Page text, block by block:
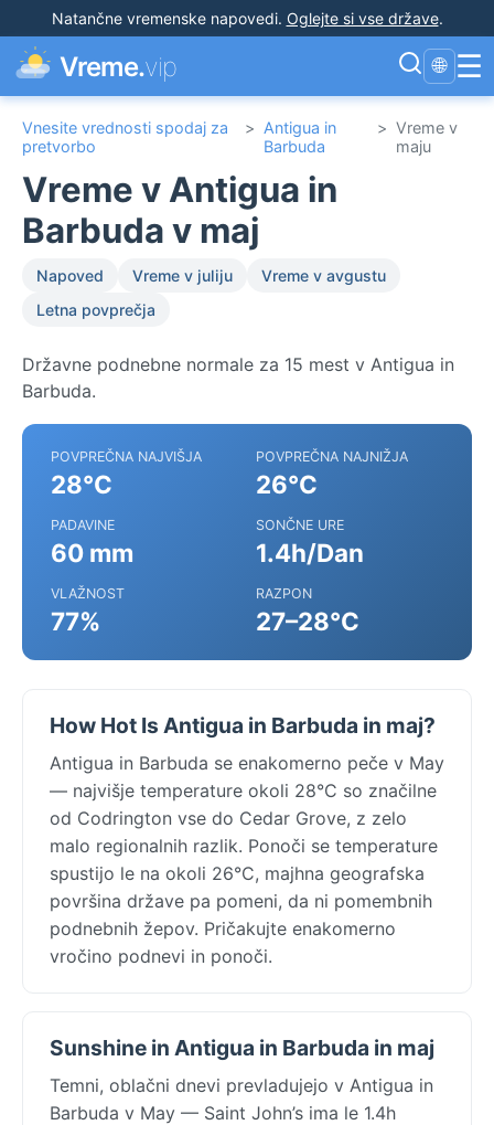
Natančne vremenske napovedi. Oglejte si vse države.
Vreme.vip 🌐 ☰
Vnesite vrednosti spodaj za
pretvorbo
> Antigua in
Barbuda
> Vreme v
maju
Vreme v Antigua in
Barbuda v maj
Napoved Vreme v juliju
Vreme v avgustu
Letna povprečja
Državne podnebne normale za 15 mest v Antigua in
Barbuda.
POVPREČNA NAJVIŠJA
28°C
POVPREČNA NAJNIŽJA
26°C
PADAVINE
60 mm
SONČNE URE
1.4h/Dan
VLAŽNOST
77%
RAZPON
27–28°C
How Hot Is Antigua in Barbuda in maj?
Antigua in Barbuda se enakomerno peče v May
— najvišje temperature okoli 28°C so značilne
od Codrington vse do Cedar Grove, z zelo
malo regionalnih razlik. Ponoči se temperature
spustijo le na okoli 26°C, majhna geografska
površina države pa pomeni, da ni pomembnih
podnebnih žepov. Pričakujte enakomerno
vročino podnevi in ponoči.
Sunshine in Antigua in Barbuda in maj
Temni, oblačni dnevi prevladujejo v Antigua in
Barbuda v May — Saint John’s ima le 1.4h